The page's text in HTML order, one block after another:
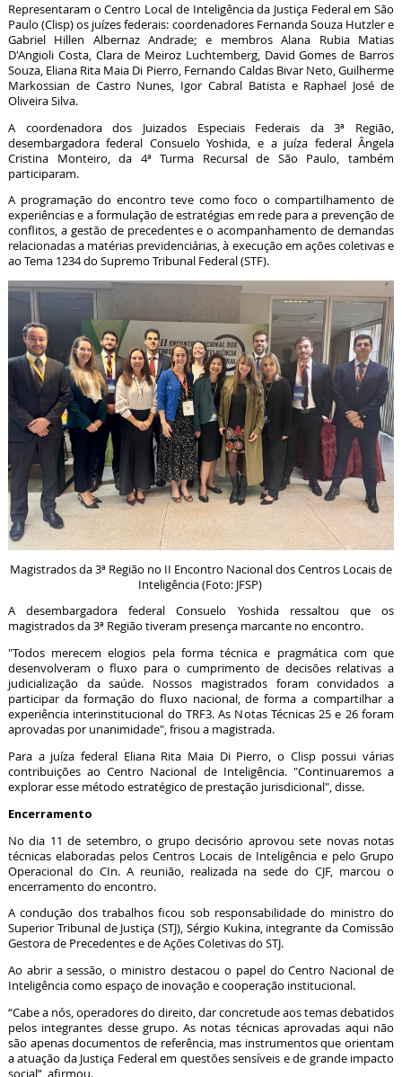
Representaram o Centro Local de Inteligência da Justiça Federal em São
Paulo (Clisp) os juízes federais: coordenadores Fernanda Souza Hutzler e
Gabriel Hillen Albernaz Andrade; e membros Alana Rubia Matias
D'Angioli Costa, Clara de Meiroz Luchtemberg, David Gomes de Barros
Souza, Eliana Rita Maia Di Pierro, Fernando Caldas Bivar Neto, Guilherme
Markossian de Castro Nunes, Igor Cabral Batista e Raphael José de
Oliveira Silva.
A coordenadora dos Juizados Especiais Federais da 3ª Região,
desembargadora federal Consuelo Yoshida, e a juíza federal Ângela
Cristina Monteiro, da 4ª Turma Recursal de São Paulo, também
participaram.
A programação do encontro teve como foco o compartilhamento de
experiências e a formulação de estratégias em rede para a prevenção de
conflitos, a gestão de precedentes e o acompanhamento de demandas
relacionadas a matérias previdenciárias, à execução em ações coletivas e
ao Tema 1234 do Supremo Tribunal Federal (STF).
Magistrados da 3ª Região no II Encontro Nacional dos Centros Locais de
Inteligência (Foto: JFSP)
A desembargadora federal Consuelo Yoshida ressaltou que os
magistrados da 3ª Região tiveram presença marcante no encontro.
"Todos merecem elogios pela forma técnica e pragmática com que
desenvolveram o fluxo para o cumprimento de decisões relativas a
judicialização da saúde. Nossos magistrados foram convidados a
participar da formação do fluxo nacional, de forma a compartilhar a
experiência interinstitucional do TRF3. As Notas Técnicas 25 e 26 foram
aprovadas por unanimidade", frisou a magistrada.
Para a juíza federal Eliana Rita Maia Di Pierro, o Clisp possui várias
contribuições ao Centro Nacional de Inteligência. "Continuaremos a
explorar esse método estratégico de prestação jurisdicional", disse.
Encerramento
No dia 11 de setembro, o grupo decisório aprovou sete novas notas
técnicas elaboradas pelos Centros Locais de Inteligência e pelo Grupo
Operacional do CIn. A reunião, realizada na sede do CJF, marcou o
encerramento do encontro.
A condução dos trabalhos ficou sob responsabilidade do ministro do
Superior Tribunal de Justiça (STJ), Sérgio Kukina, integrante da Comissão
Gestora de Precedentes e de Ações Coletivas do STJ.
Ao abrir a sessão, o ministro destacou o papel do Centro Nacional de
Inteligência como espaço de inovação e cooperação institucional.
“Cabe a nós, operadores do direito, dar concretude aos temas debatidos
pelos integrantes desse grupo. As notas técnicas aprovadas aqui não
são apenas documentos de referência, mas instrumentos que orientam
a atuação da Justiça Federal em questões sensíveis e de grande impacto
social”, afirmou.